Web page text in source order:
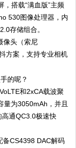
搭载“满血版”主频
530图像处理器，内
存储组合。
像头（索尼
方案，支持专业相机
和2xCA载波聚
量为3050mAh，并且
通QC3.0极速快
CS4398 DAC解码